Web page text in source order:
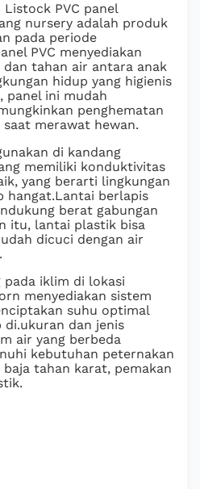
PVC panel
nursery adalah produk
pada periode
PVC menyediakan
tahan air antara anak
hidup yang higienis
panel ini mudah
penghematan
merawat hewan.
di kandang
memiliki konduktivitas
yang berarti lingkungan
hangat.Lantai berlapis
berat gabungan
itu, lantai plastik bisa
dicuci dengan air
iklim di lokasi
menyediakan sistem
suhu optimal
dan jenis
air yang berbeda
kebutuhan peternakan
tahan karat, pemakan